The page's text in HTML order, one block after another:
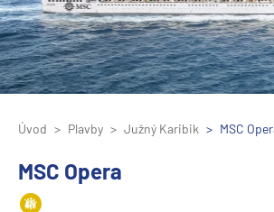
Úvod Plavby Južný Karibik MSC
MSC Opera